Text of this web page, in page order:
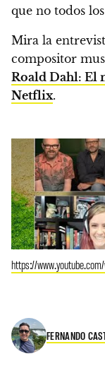
que no todos
Mira la
compositor
Roald Dahl: El
Netflix.
https://
FERNANDO